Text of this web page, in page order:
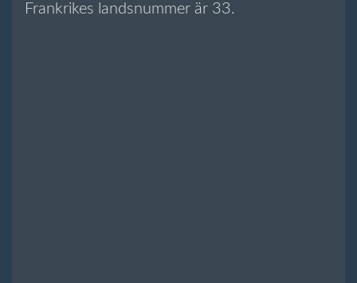
Frankrikes landsnummer är 33.